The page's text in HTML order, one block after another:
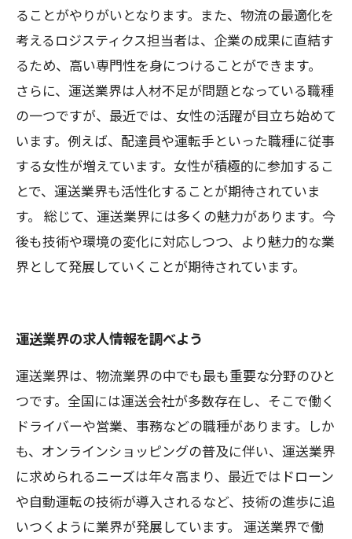
ることがやりがいとなります。また、物流の最適化を
考えるロジスティクス担当者は、企業の成果に直結す
るため、高い専門性を身につけることができます。
さらに、運送業界は人材不足が問題となっている職種
の一つですが、最近では、女性の活躍が目立ち始めて
います。例えば、配達員や運転手といった職種に従事
する女性が増えています。女性が積極的に参加するこ
とで、運送業界も活性化することが期待されていま
す。 総じて、運送業界には多くの魅力があります。今
後も技術や環境の変化に対応しつつ、より魅力的な業
界として発展していくことが期待されています。
運送業界の求人情報を調べよう
運送業界は、物流業界の中でも最も重要な分野のひと
つです。全国には運送会社が多数存在し、そこで働く
ドライバーや営業、事務などの職種があります。しか
も、オンラインショッピングの普及に伴い、運送業界
に求められるニーズは年々高まり、最近ではドローン
や自動運転の技術が導入されるなど、技術の進歩に追
いつくように業界が発展しています。 運送業界で働